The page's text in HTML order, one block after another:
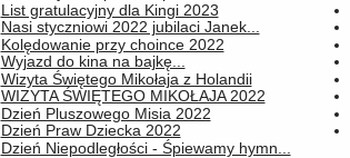
List gratulacyjny dla Kingi 2023
Nasi styczniowi 2022 jubilaci Janek...
Kolędowanie przy choince 2022
Wyjazd do kina na bajkę...
Wizyta Świętego Mikołaja z Holandii
WIZYTA ŚWIĘTEGO MIKOŁAJA 2022
Dzień Pluszowego Misia 2022
Dzień Praw Dziecka 2022
Dzień Niepodległości - Śpiewamy hymn...